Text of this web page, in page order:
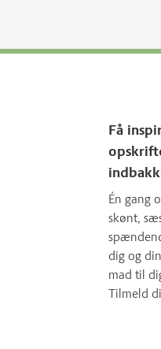
Få
Én gang
skønt,
dig og
mad til
Tilmeld